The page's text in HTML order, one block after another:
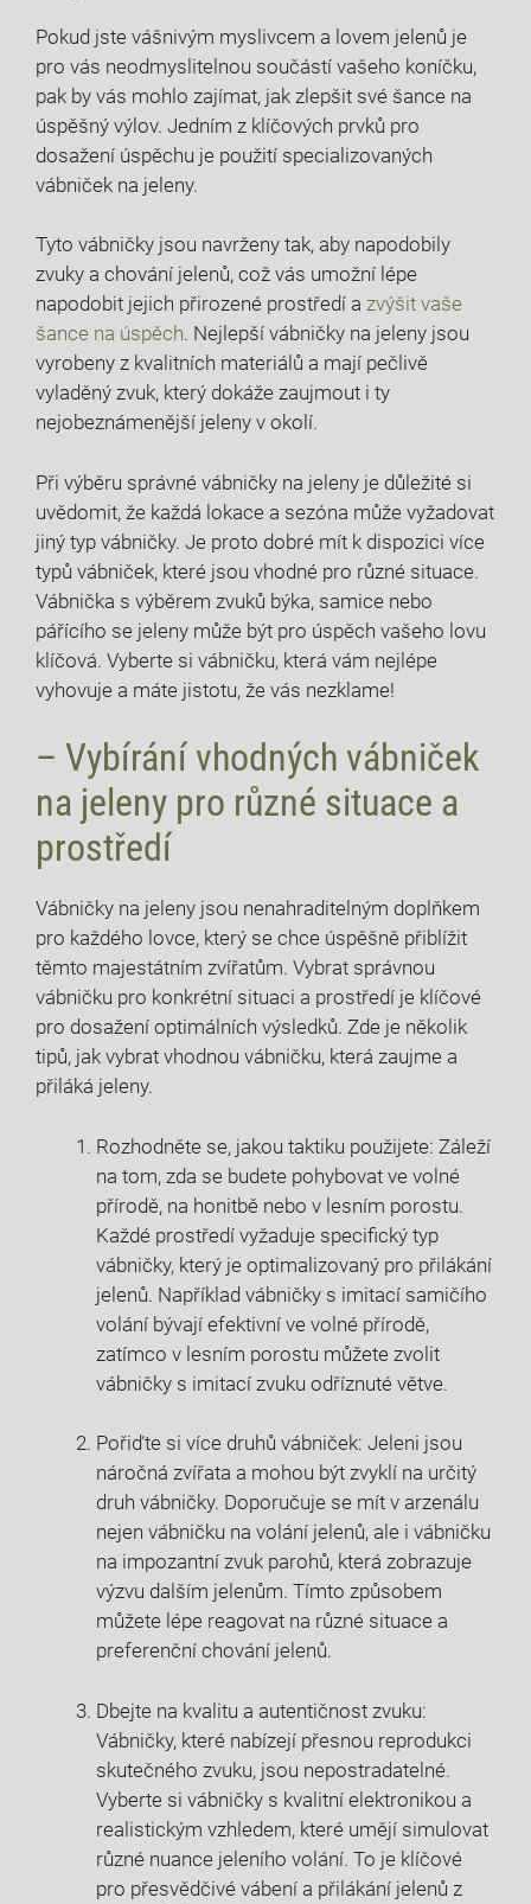
Pokud jste vášnivým myslivcem a lovem jelenů je
pro vás neodmyslitelnou součástí vašeho koníčku,
pak by vás mohlo zajímat, jak zlepšit své šance na
úspěšný výlov. Jedním z klíčových prvků pro
dosažení úspěchu je použití specializovaných
vábniček na jeleny.
Tyto vábničky jsou navrženy tak, aby napodobily
zvuky a chování jelenů, což vás umožní lépe
napodobit jejich přirozené prostředí a zvýšit vaše
šance na úspěch. Nejlepší vábničky na jeleny jsou
vyrobeny z kvalitních materiálů a mají pečlivě
vyladěný zvuk, který dokáže zaujmout i ty
nejobeznámenější jeleny v okolí.
Při výběru správné vábničky na jeleny je důležité si
uvědomit, že každá lokace a sezóna může vyžadovat
jiný typ vábničky. Je proto dobré mít k dispozici více
typů vábniček, které jsou vhodné pro různé situace.
Vábnička s výběrem zvuků býka, samice nebo
pářícího se jeleny může být pro úspěch vašeho lovu
klíčová. Vyberte si vábničku, která vám nejlépe
vyhovuje a máte jistotu, že vás nezklame!
– Vybírání vhodných vábniček
na jeleny pro různé situace a
prostředí
Vábničky na jeleny jsou nenahraditelným doplňkem
pro každého lovce, který se chce úspěšně přiblížit
těmto majestátním zvířatům. Vybrat správnou
vábničku pro konkrétní situaci a prostředí je klíčové
pro dosažení optimálních výsledků. Zde je několik
tipů, jak vybrat vhodnou vábničku, která zaujme a
přiláká jeleny.
Rozhodněte se, jakou taktiku použijete: Záleží
na tom, zda se budete pohybovat ve volné
přírodě, na honitbě nebo v lesním porostu.
Každé prostředí vyžaduje specifický typ
vábničky, který je optimalizovaný pro přilákání
jelenů. Například vábničky s imitací samičího
volání bývají efektivní ve volné přírodě,
zatímco v lesním porostu můžete zvolit
vábničky s imitací zvuku odříznuté větve.
Pořiďte si více druhů vábniček: Jeleni jsou
náročná zvířata a mohou být zvyklí na určitý
druh vábničky. Doporučuje se mít v arzenálu
nejen vábničku na volání jelenů, ale i vábničku
na impozantní zvuk parohů, která zobrazuje
výzvu dalším jelenům. Tímto způsobem
můžete lépe reagovat na různé situace a
preferenční chování jelenů.
Dbejte na kvalitu a autentičnost zvuku:
Vábničky, které nabízejí přesnou reprodukci
skutečného zvuku, jsou nepostradatelné.
Vyberte si vábničky s kvalitní elektronikou a
realistickým vzhledem, které umějí simulovat
různé nuance jeleního volání. To je klíčové
pro přesvědčivé vábení a přilákání jelenů z